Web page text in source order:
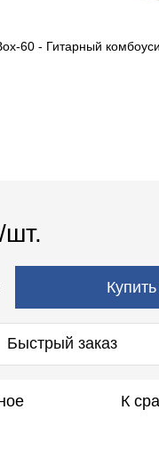
60 - Гитарный
шт.
Купить
Быстрый заказ
К